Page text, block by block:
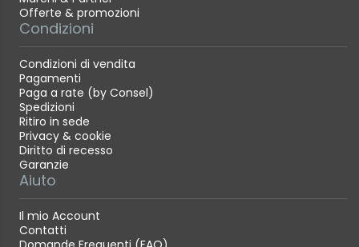
Offerte & promozioni
Condizioni
Condizioni di vendita
Pagamenti
Paga a rate (by Consel)
Spedizioni
Ritiro in sede
Privacy & cookie
Diritto di recesso
Garanzie
Aiuto
Il mio Account
Contatti